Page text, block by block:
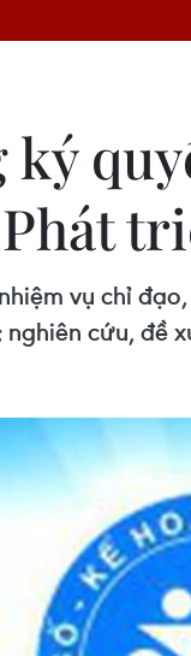
vụ chỉ
nghiên cứu, đề